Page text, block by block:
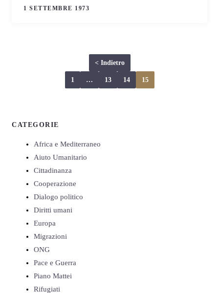
1 SETTEMBRE 1973
< Indietro
1 … 13 14 15
CATEGORIE
Africa e Mediterraneo
Aiuto Umanitario
Cittadinanza
Cooperazione
Dialogo politico
Diritti umani
Europa
Migrazioni
ONG
Pace e Guerra
Piano Mattei
Rifugiati